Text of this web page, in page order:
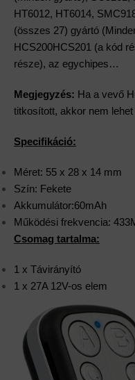
HT6012, HT6014,
(összes 27) gyártó
HCS200HCS201 (a kód
része), az egychipes…
Megjegyzés: Ha a vevő
titkosított, akkor nem
Specifikáció:
Méret: 55 x 28 x 14 mm
Szín: Fekete
Akkumulátor:60mAh
Működési frekvencia:
Csomag tartalma:
1 x Távirányító
1 x 27A 12V-os elem